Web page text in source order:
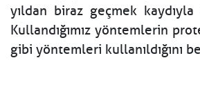
yıldan biraz geçmek
Kullandığımız yöntemlerin
gibi yöntemleri kullanıldığını